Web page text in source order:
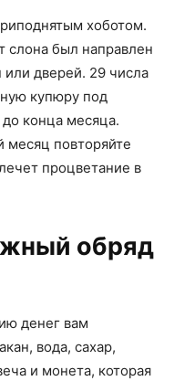
хоботом.
слона был направлен
или дверей. 29 числа
купюру под
до конца месяца.
месяц повторяйте
процветание в
обряд
денег вам
вода, сахар,
и монета, которая